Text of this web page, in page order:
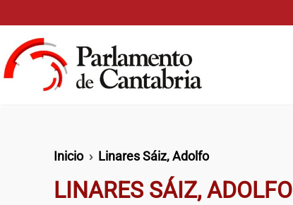
Ruta de navegación
Inicio Linares Sáiz, Adolfo
LINARES SÁIZ, ADOLFO